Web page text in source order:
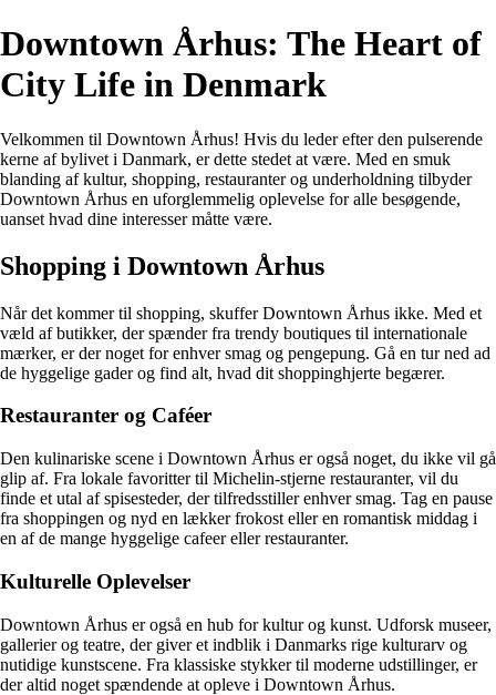
Downtown Århus: The Heart of
City Life in Denmark
Velkommen til Downtown Århus! Hvis du leder efter den pulserende
kerne af bylivet i Danmark, er dette stedet at være. Med en smuk
blanding af kultur, shopping, restauranter og underholdning tilbyder
Downtown Århus en uforglemmelig oplevelse for alle besøgende,
uanset hvad dine interesser måtte være.
Shopping i Downtown Århus
Når det kommer til shopping, skuffer Downtown Århus ikke. Med et
væld af butikker, der spænder fra trendy boutiques til internationale
mærker, er der noget for enhver smag og pengepung. Gå en tur ned ad
de hyggelige gader og find alt, hvad dit shoppinghjerte begærer.
Restauranter og Caféer
Den kulinariske scene i Downtown Århus er også noget, du ikke vil gå
glip af. Fra lokale favoritter til Michelin-stjerne restauranter, vil du
finde et utal af spisesteder, der tilfredsstiller enhver smag. Tag en pause
fra shoppingen og nyd en lækker frokost eller en romantisk middag i
en af de mange hyggelige cafeer eller restauranter.
Kulturelle Oplevelser
Downtown Århus er også en hub for kultur og kunst. Udforsk museer,
gallerier og teatre, der giver et indblik i Danmarks rige kulturarv og
nutidige kunstscene. Fra klassiske stykker til moderne udstillinger, er
der altid noget spændende at opleve i Downtown Århus.